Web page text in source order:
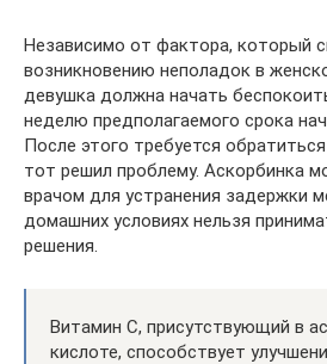
Независимо от фактора, который
возникновению неполадок в
девушка должна начать
неделю предполагаемого срока
После этого требуется
тот решил проблему. Аскорбинка
врачом для устранения задержки
домашних условиях нельзя
решения.
Витамин С, присутствующий в
кислоте, способствует